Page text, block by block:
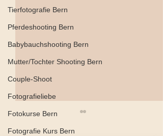
Tierfotografie Bern
Pferdeshooting Bern
Babybauchshooting Bern
Mutter/Tochter Shooting Bern
Couple-Shoot
Fotografieliebe
Fotokurse Bern
Fotografie Kurs Bern